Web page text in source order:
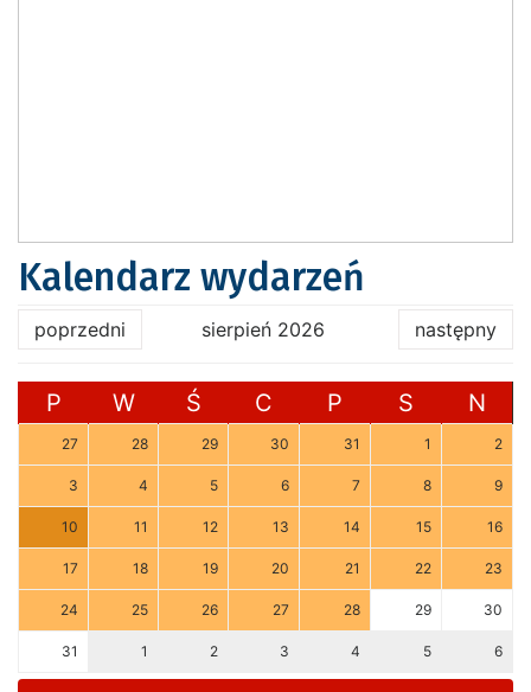
Kalendarz wydarzeń
poprzedni sierpień 2026 następny
P W Ś C P S N
27 28 29 30 31 1 2
3 4 5 6 7 8 9
10 11 12 13 14 15 16
17 18 19 20 21 22 23
24 25 26 27 28 29 30
31 1 2 3 4 5 6